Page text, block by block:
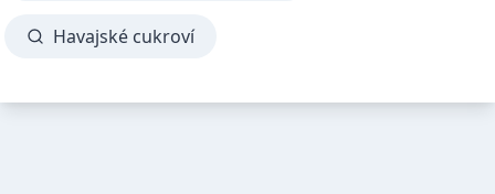
Havajské cukroví